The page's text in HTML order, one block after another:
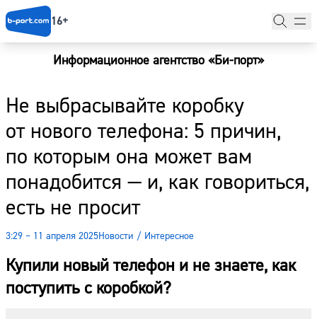
16+
Информационное агентство «Би-порт»
Не выбрасывайте коробку
от нового телефона: 5 причин,
по которым она может вам
понадобится — и, как говориться,
есть не просит
3:29 – 11 апреля 2025Новости / Интересное
Купили новый телефон и не знаете, как
поступить с коробкой?
Новости
Наши гости
Фоторепортажи
Погода
Курсы валют